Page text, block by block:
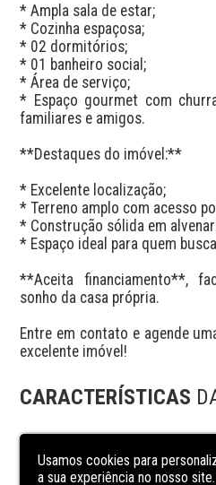
* Ampla sala de estar;
* Cozinha espaçosa;
* 02 dormitórios;
* 01 banheiro social;
* Área de serviço;
* Espaço gourmet com
familiares e amigos.
**Destaques do imóvel:**
* Excelente localização;
* Terreno amplo com acesso
* Construção sólida em
* Espaço ideal para quem
**Aceita financiamento**,
sonho da casa própria.
Entre em contato e agende
excelente imóvel!
CARACTERÍSTICAS
banheiro social
Usamos cookies para
a sua experiência no nosso